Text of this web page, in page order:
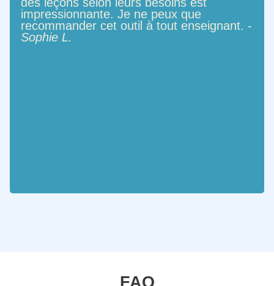
impressionnante. Je ne peux que
recommander cet outil à tout enseignant. -
Sophie L.